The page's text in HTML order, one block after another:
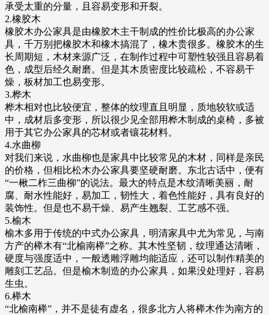
承受太重的分量，且容易变形和开裂。
2.橡胶木
橡胶木办公家具是由橡胶木主干制成的性价比极高的办公家
具，千万别把橡胶木和橡木搞混了，橡木贵很多。橡胶木的生
长周期短，木材来源广泛，在制作过程中可塑性较强且容易着
色，成型后经久耐磨。但是其木质密度比较疏松，不容易干
燥，板材加工也易变形。
3.桦木
桦木相对也比较便宜，整体的纹理直且明显，质地较软或适
中，成材后多变形，所以很少见全部用桦木制成的桌椅，多被
用于其它办公家具的芯材或者镶花材料。
4.水曲柳
对我们来说，水曲柳也是家具中比较常见的木材，同样是亲民
的价格，但相比松木办公家具要坚硬耐磨。东北古话中，便有
“一楸二柞三曲柳”的说法。最大的特点是木纹清晰美丽，耐
腐、耐水性能好，易加工，韧性大，着色性能好，具有良好的
装饰性。但是也不易干燥、易产生翘裂、工艺感不强。
5.榆木
榆木多用于传统的中式办公家具，明清家具中尤为常见，与南
方产的榉木有“北榆南榉”之称。其木性坚韧，纹理通达清晰，
硬度与强度适中，一般透雕浮雕均能适应，还可以制作精美的
雕刻工艺品。但是榆木制造的办公家具，如果没处理好，容易
生虫。
6.榉木
“北榆南榉”，并不是徒有虚名，很多北方人将榉木作为南方的